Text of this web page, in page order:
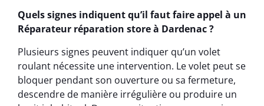
Quels signes indiquent qu’il faut faire appel à un
Réparateur réparation store à Dardenac ?
Plusieurs signes peuvent indiquer qu’un volet
roulant nécessite une intervention. Le volet peut se
bloquer pendant son ouverture ou sa fermeture,
descendre de manière irrégulière ou produire un